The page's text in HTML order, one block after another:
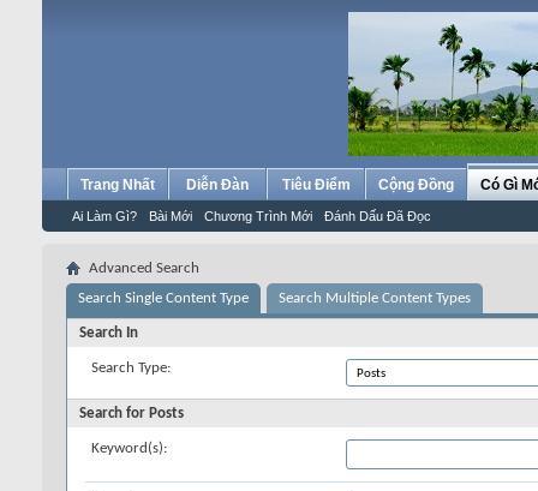
Trang Nhất Diễn Đàn Tiêu Điểm Cộng Đồng Có Gì
Ai Làm Gì? Bài Mới Chương Trình Mới Đánh Dấu Đã Đọc
Advanced Search
Search Single Content Type
Search Multiple Content Types
Search In
Search Type:
Search for Posts
Keyword(s):